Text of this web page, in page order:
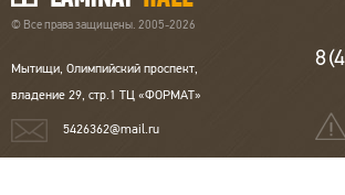
© Все права защищены. 2005-2026
Мытищи, Олимпийский проспект,
владение 29, стр.1 ТЦ «ФОРМАТ»
5426362@mail.ru
8